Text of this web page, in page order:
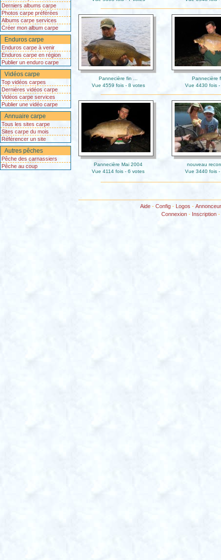
Derniers albums carpe
Photos carpe préférées
Albums carpe services
Créer mon album carpe
Enduros carpe
Enduros carpe à venir
Enduros carpe en région
Publier un enduro carpe
Vidéos carpe
Top vidéos carpes
Dernières vidéos carpe
Vidéos carpe services
Publier une vidéo carpe
Annuaire carpe
Tous les sites carpe
Sites carpe du mois
Référencer un site
Autres pêches
Pêche des carnassiers
Pêche au coup
Pannecière fin ...
Vue 4559 fois - 8 votes
Pannecière
Vue 4430 fois -
Pannecière Mai 2004
Vue 4114 fois - 6 votes
nouveau
Vue 3440 fois -
Aide- Config- Logos -
Connexion - Inscription -